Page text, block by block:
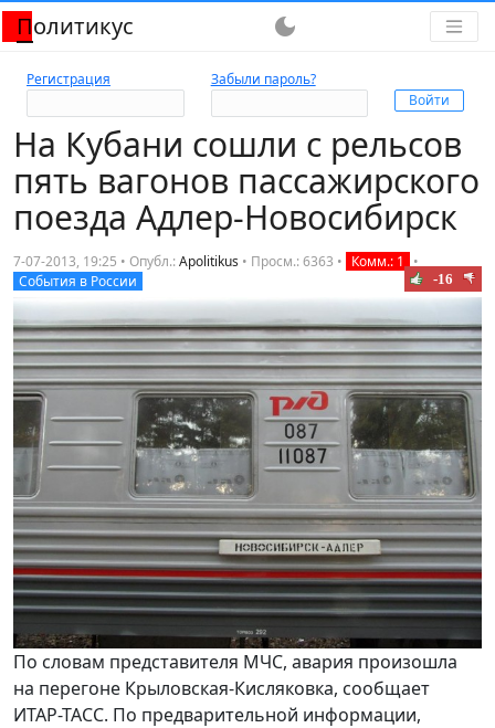
Политикус dark_mode
Регистрация Забыли пароль?
На Кубани сошли с рельсов
пять вагонов пассажирского
поезда Адлер-Новосибирск
7-07-2013, 19:25 • Опубл.:Apolitikus • Просм.: 6363 • Комм.: 1
•
События в России
-16
По словам представителя МЧС, авария произошла
на перегоне Крыловская-Кисляковка, сообщает
ИТАР-ТАСС. По предварительной информации,